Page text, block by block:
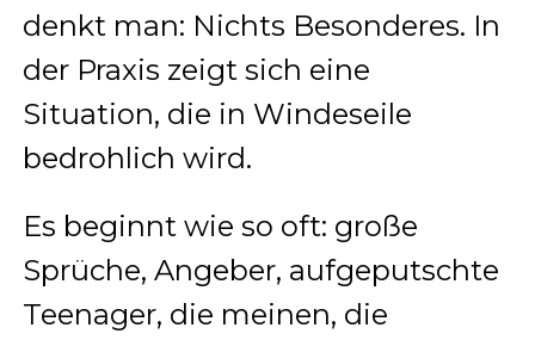
denkt man: Nichts Besonderes. In
der Praxis zeigt sich eine
Situation, die in Windeseile
bedrohlich wird.
Es beginnt wie so oft: große
Sprüche, Angeber, aufgeputschte
Teenager, die meinen, die